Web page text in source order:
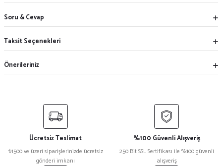
Soru & Cevap
Taksit Seçenekleri
Önerileriniz
Ücretsiz Teslimat
₺1500 ve üzeri siparişlerinizde ücretsiz
gönderi imkanı
%100 Güvenli Alışveriş
250 Bit SSL Sertifikası ile %100 güvenli
alışveriş